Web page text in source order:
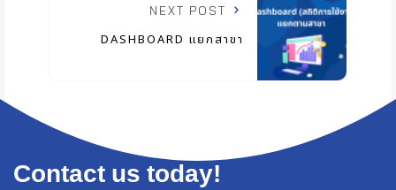
NEXT POST
DASHBOARD แยกสาขา